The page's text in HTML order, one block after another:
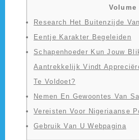
Volume
Research Het Buitenzijde
Eentje Karakter Begeleiden
Schapenhoeder Kun Jouw
Aantrekkelijk Vindt
Te Voldoet?
Nemen En Gewoontes Van
Vereisten Voor Nigeriaanse
Gebruik Van U Webpagina